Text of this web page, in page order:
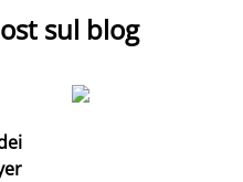
sul blog